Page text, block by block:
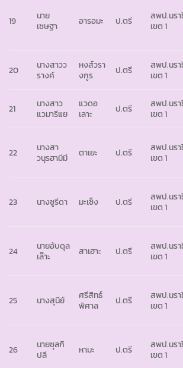
19
นาย
เชษฐา
อารอมะ ป.ตรี
สพป.นรา
เขต 1
20
นางสาวว
รางค์
หงส์วรา
งกูร
ป.ตรี
สพป.นรา
เขต 1
21
นางสาว
แวมารีแย
แวดอ
เลาะ
ป.ตรี
สพป.นรา
เขต 1
22
นางสา
วนุรฮามีมี
ตาเยะ ป.ตรี
สพป.นรา
เขต 1
23 นางซูรีดา มะเซ็ง ป.ตรี
สพป.นรา
เขต 1
24
นายอับดุล
เล๊าะ
สาเฮาะ ป.ตรี
สพป.นรา
เขต 1
25 นางสุนีย์
ศรีสิทธ์
พิศาล
ป.ตรี
สพป.นรา
เขต 1
26
นายซุลกิ
ปลี
หามะ ป.ตรี
สพป.นรา
เขต 1